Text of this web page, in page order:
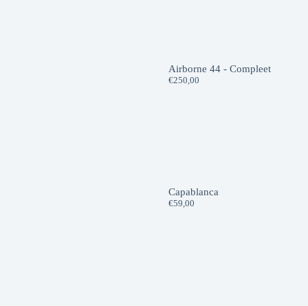
Airborne 44 - Compleet
€250,00
Capablanca
€59,00